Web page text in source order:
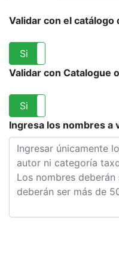
Validar con el catálogo
Si
Validar con Catalogue
Si
Ingresa los nombres a